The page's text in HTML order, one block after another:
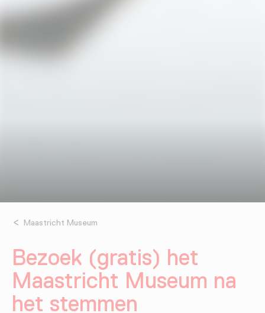
Maastricht Museum
Bezoek (gratis) het
Maastricht Museum na
het stemmen